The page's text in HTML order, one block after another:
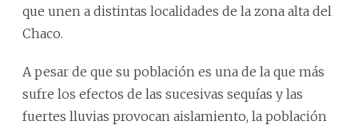
que unen a distintas localidades de la zona alta del
Chaco.
A pesar de que su población es una de la que más
sufre los efectos de las sucesivas sequías y las
fuertes lluvias provocan aislamiento, la población